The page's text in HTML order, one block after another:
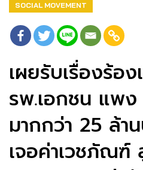
SOCIAL MOVEMENT
เผยรับเรื่องร้อ
รพ.เอกชน แพง
มากกว่า 25 ล้า
เจอค่าเวชภัณฑ์